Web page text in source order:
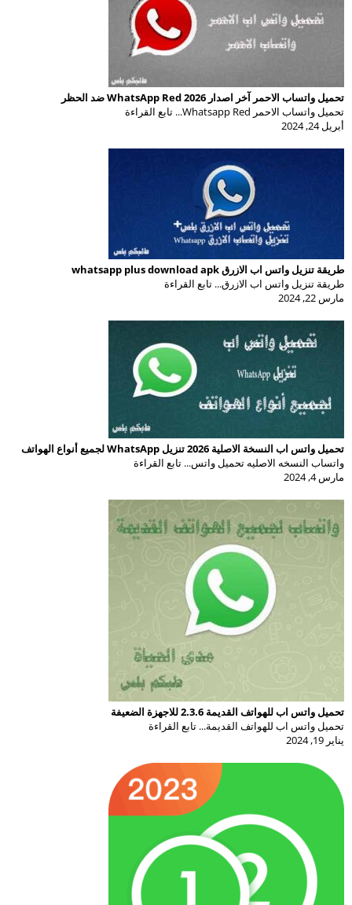
تحميل واتساب الاحمر آخر اصدار 2026 WhatsApp Red ضد الحظر
تحميل واتساب الاحمر Whatsapp Red... تابع القراءة
أبريل 24, 2024
طريقة تنزيل واتس اب الازرق whatsapp plus download apk
طريقة تنزيل واتس اب الازرق... تابع القراءة
مارس 22, 2024
تحميل واتس اب النسخة الاصلية 2026 تنزيل WhatsApp لجميع أنواع الهواتف
واتساب النسخه الاصليه تحميل واتس... تابع القراءة
مارس 4, 2024
تحميل واتس اب للهواتف القديمة 2.3.6 للاجهزة الضعيفة
تحميل واتس اب للهواتف القديمة... تابع القراءة
يناير 19, 2024